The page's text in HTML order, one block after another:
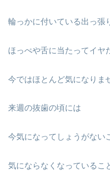
輪っかに付いている出っ張
ほっぺや舌に当たってイヤ
今ではほとんど気になりま
来週の抜歯の頃には
今気になってしょうがない
気にならなくなっているこ